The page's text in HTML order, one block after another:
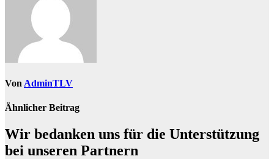
Von AdminTLV
Ähnlicher Beitrag
Wir bedanken uns für die Unterstützung
bei unseren Partnern